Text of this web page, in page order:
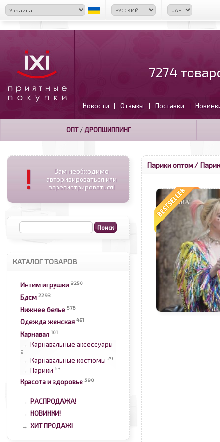
7274
Новости | Отзывы | Поставки |
ОПТ/ ДРОПШИППИНГ
!
Вам необходимо
авторизироваться или
зарегистрироваться!
КАТАЛОГ ТОВАРОВ
Интим игрушки 3250
Бдсм 2293
Нижнее белье 576
Одежда женская 491
Карнавал 101
→ Карнавальные аксессуары
9
→ Карнавальные костюмы 29
→ Парики 63
Красота и здоровье 590
→ РАСПРОДАЖА!
→ НОВИНКИ!
→ ХИТ ПРОДАЖ!
Парики оптом/ Парик